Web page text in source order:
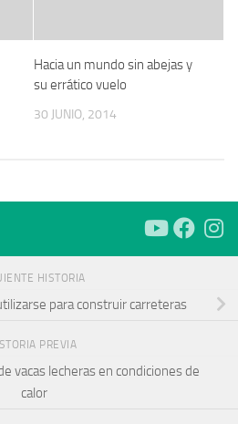
Hacia un mundo sin abejas y
su errático vuelo
30 JUNIO, 2014
HISTORIA
para construir carreteras
PREVIA
vacas lecheras en condiciones de
calor